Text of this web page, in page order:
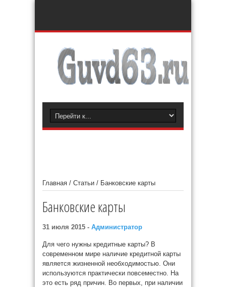
Главная / Статьи / Банковские карты
Банковские карты
31 июля 2015 - Администратор
Для чего нужны кредитные карты? В
современном мире наличие кредитной карты
является жизненной необходимостью. Они
используются практически повсеместно. На
это есть ряд причин. Во первых, при наличии